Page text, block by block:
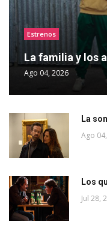
Estrenos
La familia y los
Ago 04, 2026
La
Ago
Los
Jul 28,